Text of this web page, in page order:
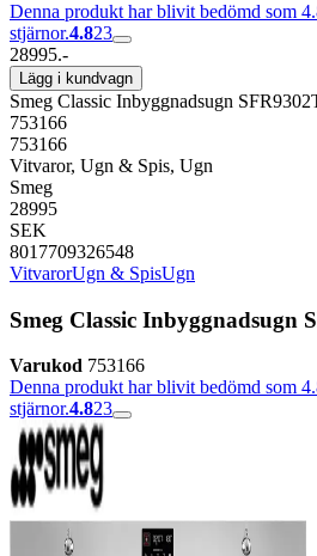
Denna produkt har blivit bedömd som
stjärnor.4.823
28995.-
Lägg i kundvagn
Smeg Classic Inbyggnadsugn
753166
753166
Vitvaror, Ugn & Spis, Ugn
Smeg
28995
SEK
8017709326548
VitvarorUgn & SpisUgn
Smeg Classic Inbyggnadsugn
Varukod 753166
Denna produkt har blivit bedömd som
stjärnor.4.823